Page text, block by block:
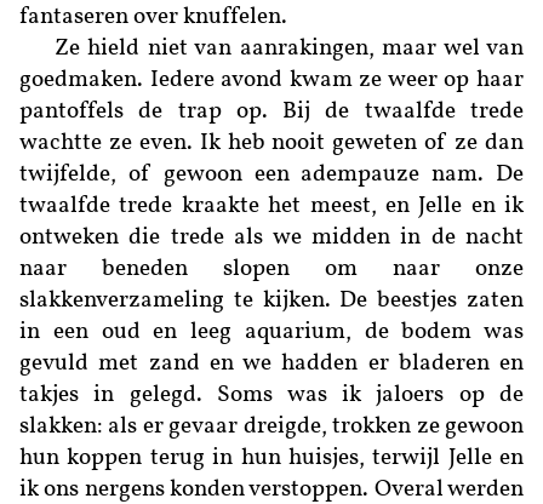
fantaseren over knuffelen.
Ze hield niet van aanrakingen, maar wel van
goedmaken. Iedere avond kwam ze weer op haar
pantoffels de trap op. Bij de twaalfde trede
wachtte ze even. Ik heb nooit geweten of ze dan
twijfelde, of gewoon een adempauze nam. De
twaalfde trede kraakte het meest, en Jelle en ik
ontweken die trede als we midden in de nacht
naar beneden slopen om naar onze
slakkenverzameling te kijken. De beestjes zaten
in een oud en leeg aquarium, de bodem was
gevuld met zand en we hadden er bladeren en
takjes in gelegd. Soms was ik jaloers op de
slakken: als er gevaar dreigde, trokken ze gewoon
hun koppen terug in hun huisjes, terwijl Jelle en
ik ons nergens konden verstoppen. Overal werden